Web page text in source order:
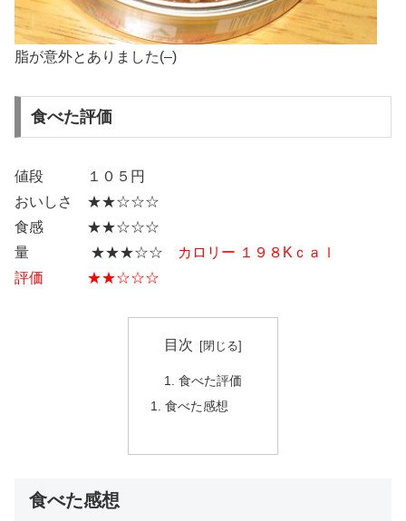
脂が意外とありました(–)
食べた評価
値段 １０５円
おいしさ ★★☆☆☆
食感 ★★☆☆☆
量 ★★★☆☆
カロリー １９８Kｃａｌ
評価 ★★☆☆☆
目次
食べた評価
食べた感想
食べた感想